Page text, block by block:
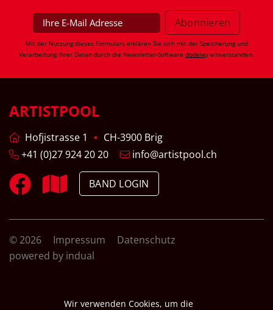
Mit der Nutzung dieses Formulars erklären Sie sich mit der Speicherung und
Verarbeitung Ihrer Daten durch die Newsletter-Software dodeley einverstanden.
ARTISTPOOL
Hofjistrasse 1
CH-3900 Brig
+41 (0)27 924 20 20
info@artistpool.ch
BAND LOGIN
© 2026 Impressum
Datenschutz
powered by indual
Wir verwenden Cookies, um die